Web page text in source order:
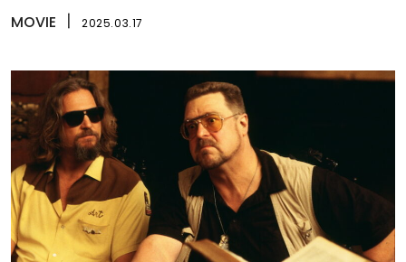
MOVIE 2025.03.17